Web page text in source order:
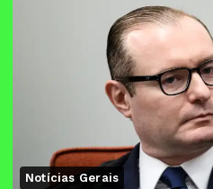
Notícias Gerais